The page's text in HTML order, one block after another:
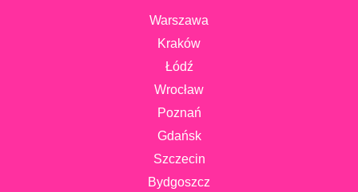
Warszawa
Kraków
Łódź
Wrocław
Poznań
Gdańsk
Szczecin
Bydgoszcz